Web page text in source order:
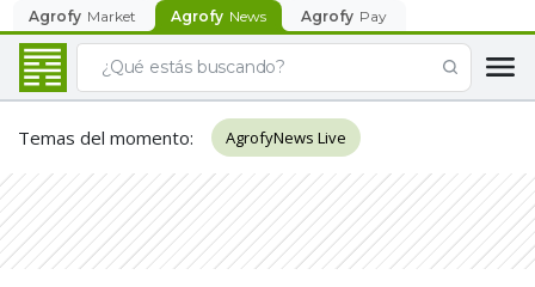
Agrofy Market Agrofy News Agrofy Pay
Temas del momento: AgrofyNews Live